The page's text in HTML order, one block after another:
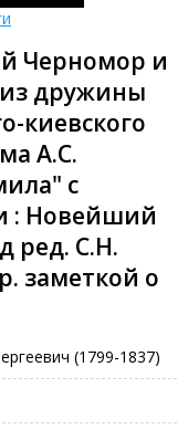
Черномор и
дружины
киевского
А.С.
с
: Новейший
ред. С.Н.
заметкой о
(1799-1837)